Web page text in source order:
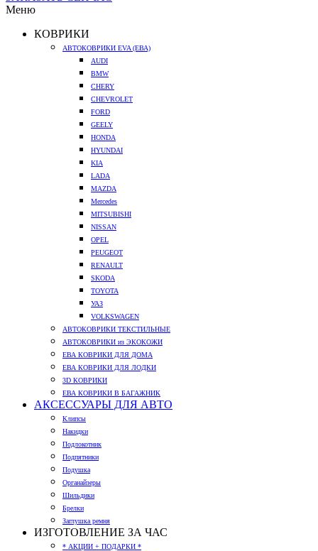
Меню
КОВРИКИ
АВТОКОВРИКИ EVA (ЕВА)
AUDI
BMW
CHERY
CHEVROLET
FORD
GEELY
HONDA
HYUNDAI
KIA
LADA
MAZDA
Mercedes
MITSUBISHI
NISSAN
OPEL
PEUGEOT
RENAULT
SKODA
TOYOTA
УАЗ
VOLKSWAGEN
АВТОКОВРИКИ ТЕКСТИЛЬНЫЕ
АВТОКОВРИКИ из ЭКОКОЖИ
ЕВА КОВРИКИ ДЛЯ ДОМА
ЕВА КОВРИКИ ДЛЯ ЛОДКИ
3D КОВРИКИ
ЕВА КОВРИКИ В БАГАЖНИК
АКСЕССУАРЫ ДЛЯ АВТО
Клипсы
Накидки
Подлокотник
Подпятники
Подушка
Органайзеры
Шильдики
Брелки
Заглушка ремня
ИЗГОТОВЛЕНИЕ ЗА ЧАС
* АКЦИИ + ПОДАРКИ *